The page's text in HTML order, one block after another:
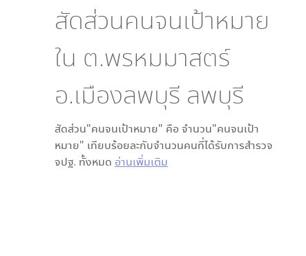
สัดส่วนคนจนเป้าหมาย
ใน ต.พรหมมาสตร์
อ.เมืองลพบุรี ลพบุรี
สัดส่วน"คนจนเป้าหมาย" คือ จำนวน"คนจนเป้า
หมาย" เทียบร้อยละกับจำนวนคนที่ได้รับการสำรวจ
จปฐ. ทั้งหมด อ่านเพิ่มเติม